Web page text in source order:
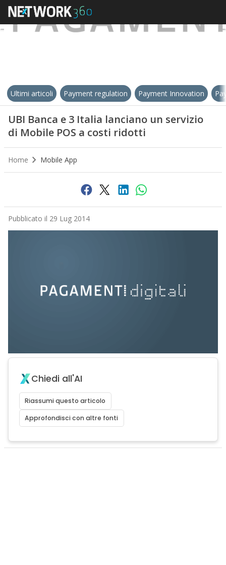
Ultimi articoli Payment regulation Payment Innovation
UBI Banca e 3 Italia lanciano un servizio
di Mobile POS a costi ridotti
Home Mobile App
Pubblicato il 29 Lug 2014
Chiedi all'AI
Riassumi questo articolo
Approfondisci con altre fonti